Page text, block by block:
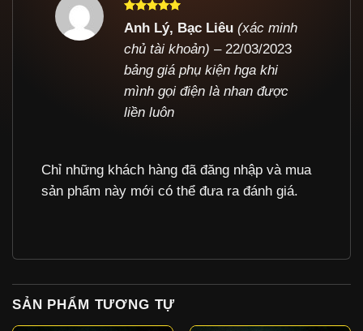
Được xếp
55
sao
Anh Lý, Bạc Liêu(xác minh
chủ tài khoản) – 22/03/2023
bảng giá phụ kiện hga khi
mình gọi điện là nhan được
liền luôn
Chỉ những khách hàng đã đăng nhập và mua
sản phẩm này mới có thể đưa ra đánh giá.
SẢN PHẨM TƯƠNG TỰ